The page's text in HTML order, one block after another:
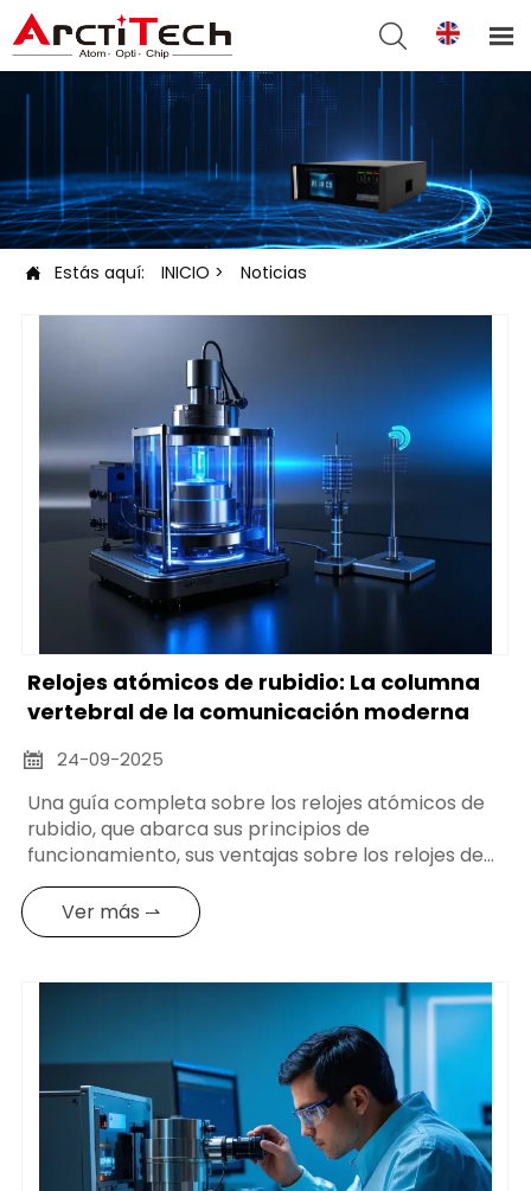
 
 Estás aquí: INICIO > Noticias
Relojes atómicos de rubidio: La columna
vertebral de la comunicación moderna
 24-09-2025
Una guía completa sobre los relojes atómicos de
rubidio, que abarca sus principios de
funcionamiento, sus ventajas sobre los relojes de
cuarzo y cesio, y su papel fundamental en las
telecomunicaciones, la defensa y la investigación
científica.
Ver más ⇀